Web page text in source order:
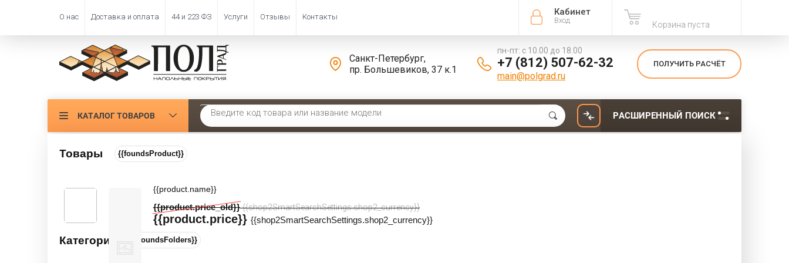
Кабинет
Вход Корзина пуста
О нас Доставка и оплата 44 и 223 ФЗ Услуги Отзывы Контакты
Санкт-Петербург,
пр. Большевиков, 37 к.1
пн-пт: с 10.00 до 18.00
+7 (812) 507-62-32
main@polgrad.ru
ПОЛУЧИТЬ РАСЧЁТ
КАТАЛОГ ТОВАРОВ РАСШИРЕННЫЙ ПОИСК
Товары {{foundsProduct}}
{{product.name}}
{{product.price_old}} {{shop2SmartSearchSettings.shop2_currency}}
{{product.price}} {{shop2SmartSearchSettings.shop2_currency}}
Категории {{foundsFolders}}
Ковровая плитка \ Ковровая плитка Modulyss Millennium Nxtgen 907 КМ2
Ковровая плитка Modulyss Millennium Nxtgen 907 КМ2
Артикул:91248 Цвета и оттенки